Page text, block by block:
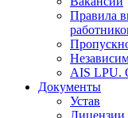
Правила
AIS LPU.
Документы
Устав
Лицензии